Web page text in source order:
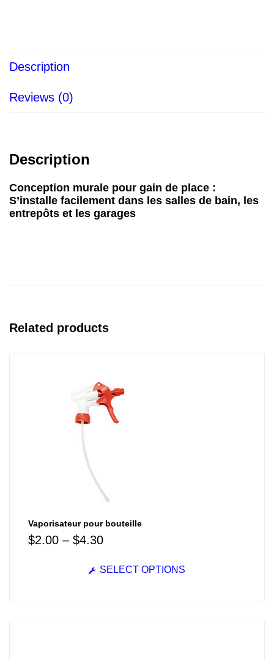
Description
Reviews (0)
Description
Conception murale pour gain de place :
S’installe facilement dans les salles de bain, les
entrepôts et les garages
Related products
Vaporisateur pour bouteille
$2.00 – $4.30
SELECT OPTIONS